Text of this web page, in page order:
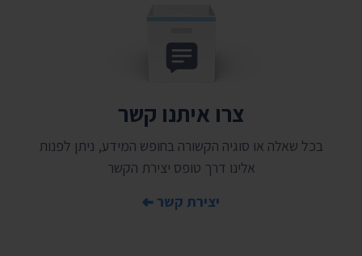
צרו איתנו קשר
בכל שאלה או סוגיה הקשורה בחופש המידע, ניתן לפנות
אלינו דרך טופס יצירת הקשר
יצירת קשר